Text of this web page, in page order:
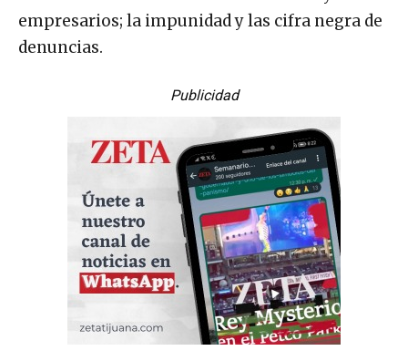
empresarios; la impunidad y las cifra negra de
denuncias.
Publicidad